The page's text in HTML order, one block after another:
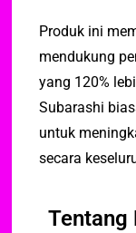
Produk ini
mendukung
yang 120%
Subarashi
untuk
secara
Tentang